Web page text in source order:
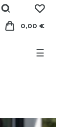
0,00 €
☰